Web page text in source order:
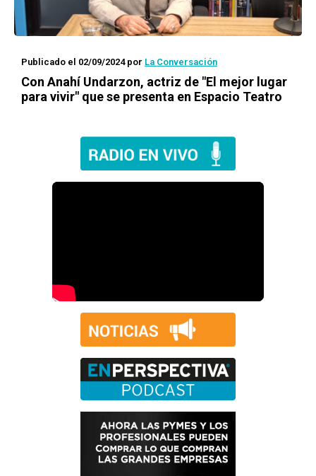
Publicado el 02/09/2024por La Conversación
Con Anahí Undarzon, actriz de "El mejor lugar
para vivir" que se presenta en Espacio Teatro